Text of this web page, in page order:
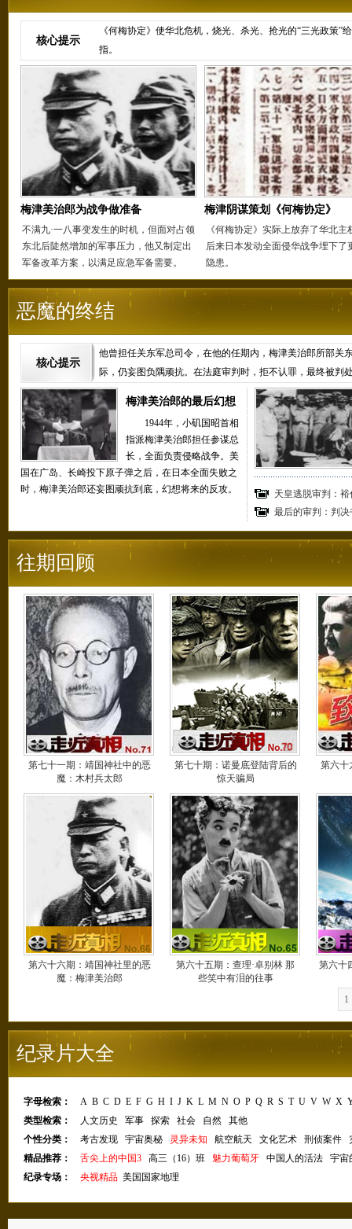
核心提示
《何梅协定》使华北危机，烧光、杀光、抢光的“三光政策
指。
梅津美治郎为战争做准备
不满九·一八事变发生的时机，但面对占领
东北后陡然增加的军事压力，他又制定出
军备改革方案，以满足应急军备需要。
梅津阴谋策划《何梅协定》
《何梅协定》实际上放弃了华北主
后来日本发动全面侵华战争埋下了
隐患。
恶魔的终结
核心提示
他曾担任关东军总司令，在他的任期内，梅津美治郎所部关
际，仍妄图负隅顽抗。在法庭审判时，拒不认罪，最终被
梅津美治郎的最后幻想
1944年，小矶国昭首相
指派梅津美治郎担任参谋总
长，全面负责侵略战争。美
国在广岛、长崎投下原子弹之后，在日本全面失败之
时，梅津美治郎还妄图顽抗到底，幻想将来的反攻。
天皇逃脱审判：
最后的审判：判
往期回顾
第七十一期：靖国神社中的恶
魔：木村兵太郎
第七十期：诺曼底登陆背后的
惊天骗局
第六十
第六十六期：靖国神社里的恶
魔：梅津美治郎
第六十五期：查理·卓别林 那
些笑中有泪的往事
第六十
1
纪录片大全
字母检索： A B C D E F G H I J K L M N O P Q R S T U V W X
类型检索：
人文历史 军事 探索 社会 自然
其他
个性分类：
考古发现 宇宙奥秘 灵异未知 航空航天 文化艺术 刑侦案件
精品推荐：
舌尖上的中国3 高三（16）班 魅力葡萄牙 中国人的活法
宇宙
纪录专场：
央视精品 美国国家地理